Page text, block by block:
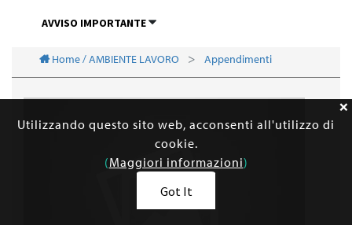
AVVISO IMPORTANTE
Home / AMBIENTE LAVORO Appendimenti
Utilizzando questo sito web, acconsenti all'utilizzo di
cookie.
(Maggiori informazioni)
Got It